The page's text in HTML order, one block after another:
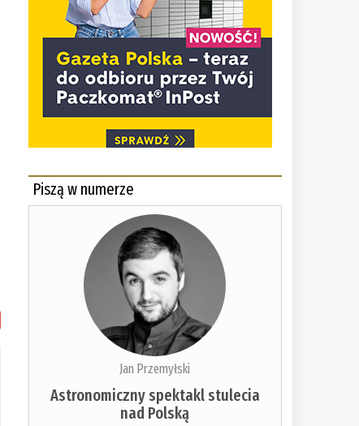
Piszą w numerze
Jan Przemyłski
Astronomiczny spektakl stulecia
nad Polską